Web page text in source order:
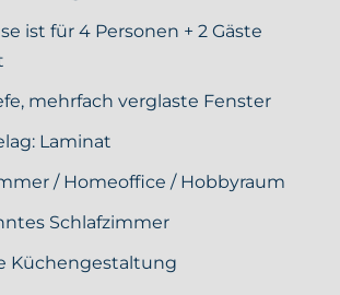
ist für 4 Personen + 2 Gäste
mehrfach verglaste Fenster
Laminat
/ Homeoffice / Hobbyraum
Schlafzimmer
Küchengestaltung